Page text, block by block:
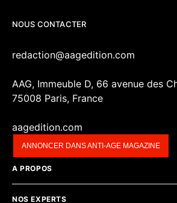
NOUS CONTACTER
redaction@aagedition.com
AAG, Immeuble D, 66 avenue des
75008 Paris, France
aagedition.com
ANNONCER DANS ANTI-AGE MAGAZINE
A PROPOS
NOS EXPERTS